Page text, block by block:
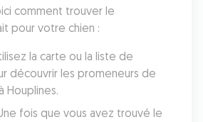
comment trouver le
pour votre chien :
la carte ou la liste de
découvrir les promeneurs de
Houplines.
fois que vous avez trouvé le